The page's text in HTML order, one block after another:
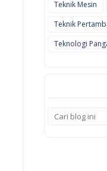
Teknik Mesin
Teknik
Teknologi